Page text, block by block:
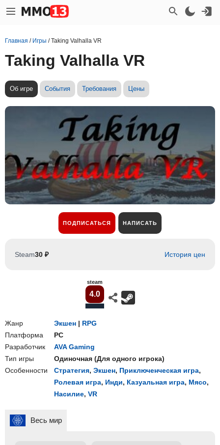
Главная / Игры /Taking Valhalla VR
Taking Valhalla VR
Об игре События Требования Цены
ПОДПИСАТЬСЯ НАПИСАТЬ
Steam30 ₽ История цен
steam
4.0
Жанр Экшен | RPG
Платформа
PC
Разработчик
AVA Gaming
Тип игры
Одиночная (Для одного игрока)
Особенности
Стратегия, Экшен, Приключенческая игра,
Ролевая игра, Инди, Казуальная игра, Мясо,
Насилие, VR
Весь мир